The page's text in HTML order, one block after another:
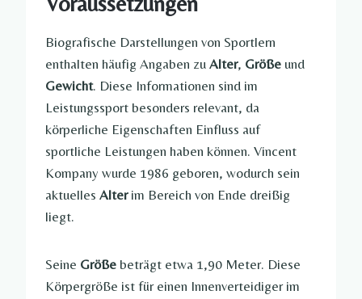
Biografische Darstellungen von Sportlern
enthalten häufig Angaben zu Alter, Größe und
Gewicht. Diese Informationen sind im
Leistungssport besonders relevant, da
körperliche Eigenschaften Einfluss auf
sportliche Leistungen haben können. Vincent
Kompany wurde 1986 geboren, wodurch sein
aktuelles Alterim Bereich von Ende dreißig
liegt.
Seine Größe beträgt etwa 1,90 Meter. Diese
Körpergröße ist für einen Innenverteidiger im